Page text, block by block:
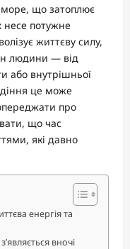
море, що затоплює
несе потужне
життєву силу,
людини — від
або внутрішньої
це може
про
що час
які давно
енергія та
вночі